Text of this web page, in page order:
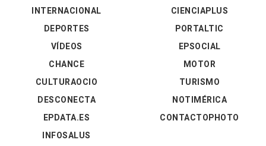
INTERNACIONAL
DEPORTES
VÍDEOS
CIENCIAPLUS
PORTALTIC
EPSOCIAL
CHANCE
CULTURAOCIO
DESCONECTA
EPDATA.ES
INFOSALUS
MOTOR
TURISMO
NOTIMÉRICA
CONTACTOPHOTO